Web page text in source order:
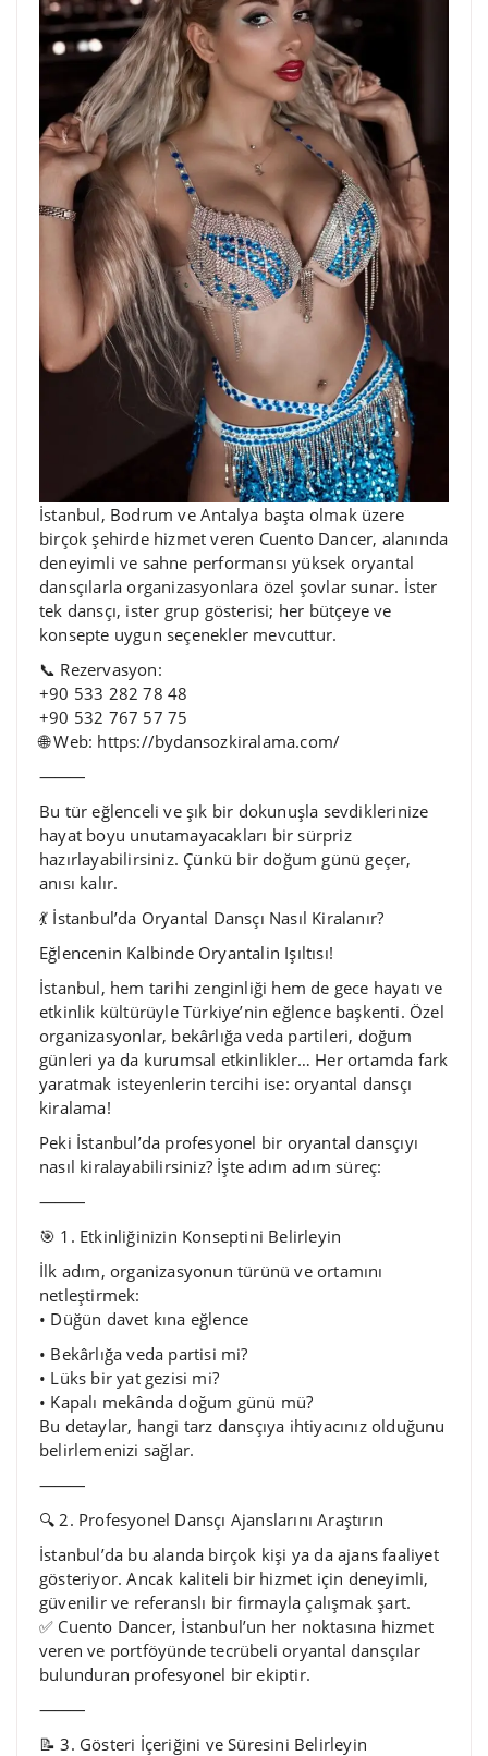
İstanbul, Bodrum ve Antalya başta olmak üzere
birçok şehirde hizmet veren Cuento Dancer, alanında
deneyimli ve sahne performansı yüksek oryantal
dansçılarla organizasyonlara özel şovlar sunar. İster
tek dansçı, ister grup gösterisi; her bütçeye ve
konsepte uygun seçenekler mevcuttur.
📞 Rezervasyon:
+90 533 282 78 48
+90 532 767 57 75
🌐 Web: https://bydansozkiralama.com/
⸻
Bu tür eğlenceli ve şık bir dokunuşla sevdiklerinize
hayat boyu unutamayacakları bir sürpriz
hazırlayabilirsiniz. Çünkü bir doğum günü geçer,
anısı kalır.
💃 İstanbul’da Oryantal Dansçı Nasıl Kiralanır?
Eğlencenin Kalbinde Oryantalin Işıltısı!
İstanbul, hem tarihi zenginliği hem de gece hayatı ve
etkinlik kültürüyle Türkiye’nin eğlence başkenti. Özel
organizasyonlar, bekârlığa veda partileri, doğum
günleri ya da kurumsal etkinlikler… Her ortamda fark
yaratmak isteyenlerin tercihi ise: oryantal dansçı
kiralama!
Peki İstanbul’da profesyonel bir oryantal dansçıyı
nasıl kiralayabilirsiniz? İşte adım adım süreç:
⸻
🎯 1. Etkinliğinizin Konseptini Belirleyin
İlk adım, organizasyonun türünü ve ortamını
netleştirmek:
• Düğün davet kına eğlence
• Bekârlığa veda partisi mi?
• Lüks bir yat gezisi mi?
• Kapalı mekânda doğum günü mü?
Bu detaylar, hangi tarz dansçıya ihtiyacınız olduğunu
belirlemenizi sağlar.
⸻
🔍 2. Profesyonel Dansçı Ajanslarını Araştırın
İstanbul’da bu alanda birçok kişi ya da ajans faaliyet
gösteriyor. Ancak kaliteli bir hizmet için deneyimli,
güvenilir ve referanslı bir firmayla çalışmak şart.
✅ Cuento Dancer, İstanbul’un her noktasına hizmet
veren ve portföyünde tecrübeli oryantal dansçılar
bulunduran profesyonel bir ekiptir.
⸻
📝 3. Gösteri İçeriğini ve Süresini Belirleyin